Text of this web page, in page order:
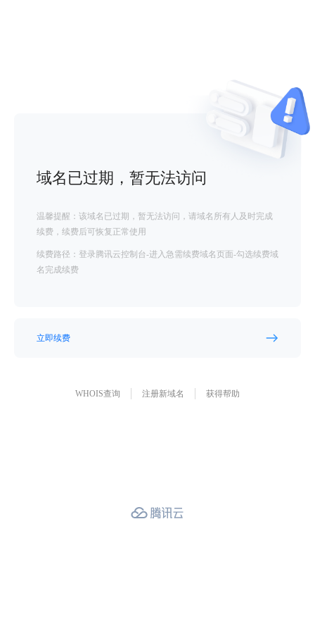
域名已过期，暂无法访问
温馨提醒：该域名已过期，暂无法访问，请域名所有人及时完成
续费，续费后可恢复正常使用
续费路径：登录腾讯云控制台-进入急需续费域名页面-勾选续费域
名完成续费
立即续费
WHOIS查询 注册新域名 获得帮助